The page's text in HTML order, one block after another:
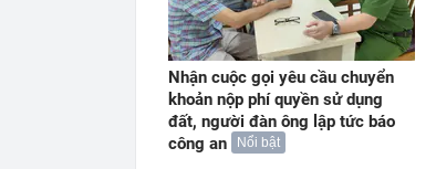
Nhận cuộc gọi yêu cầu chuyển
khoản nộp phí quyền sử dụng
đất, người đàn ông lập tức báo
công an
Nổi bật